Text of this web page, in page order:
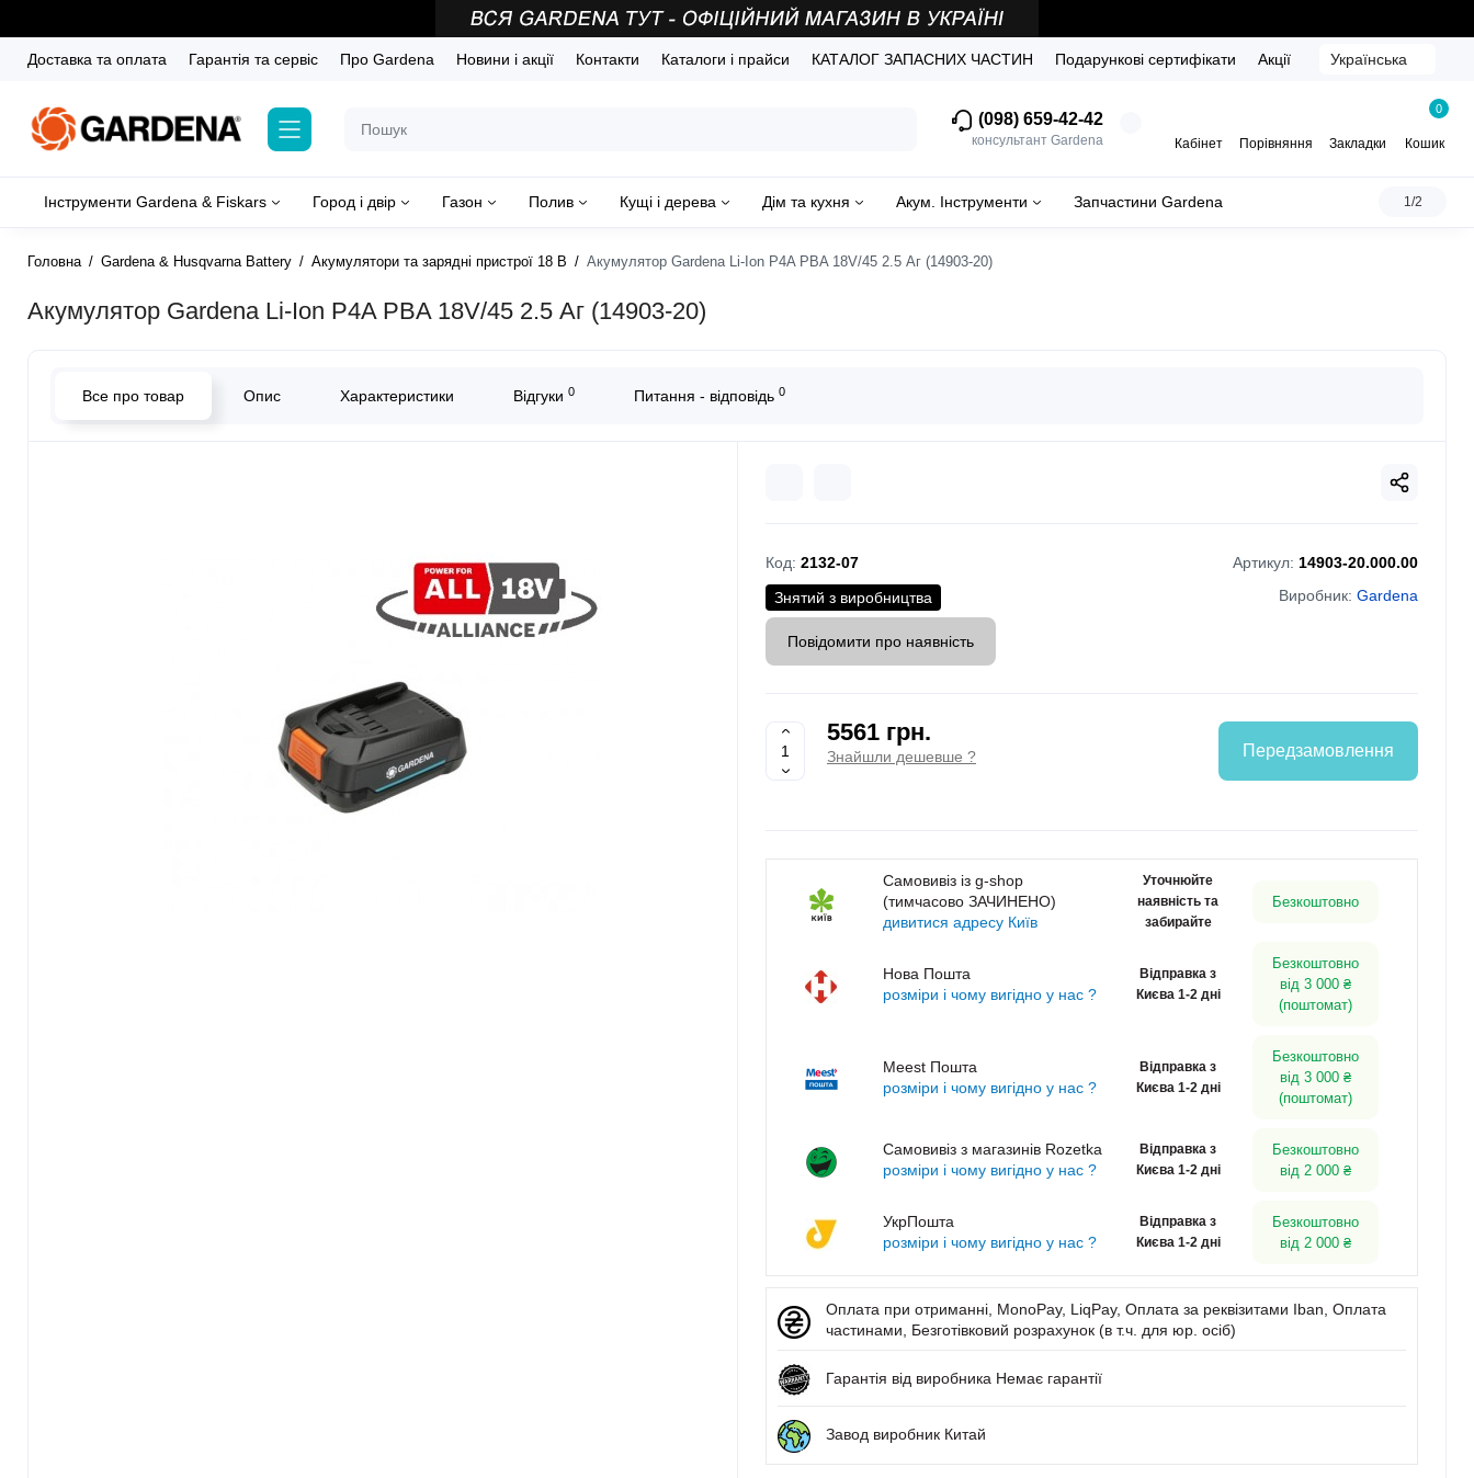
Доставка та оплата Гарантія та сервіс Про Gardena Новини і акції Контакти Каталоги і прайси КАТАЛОГ ЗАПАСНИХ ЧАСТИН Подарункові сертифікати Акції Українська
(098) 659-42-42
консультант Gardena Кабінет Порівняння Закладки
0
Кошик
Інструменти Gardena & Fiskars Город і двір Газон Полив Кущі і дерева Дім та кухня Акум. Інструменти Запчастини Gardena 1/2
Головна Gardena & Husqvarna Battery Акумулятори та зарядні пристрої 18 В Акумулятор Gardena Li-Ion P4A PBA 18V/45 2.5 Аг (14903-20)
Акумулятор Gardena Li-Ion P4A PBA 18V/45 2.5 Аг (14903-20)
Все про товар Опис Характеристики Відгуки 0 Питання - відповідь 0
Код: 2132-07 Артикул: 14903-20.000.00
Виробник: Gardena
Знятий з виробництва
Повідомити про наявність
5561 грн.
Знайшли дешевше ? Передзамовлення
Самовивіз із g-shop
(тимчасово ЗАЧИНЕНО)
дивитися адресу Київ
Уточнюйте
наявність та
забирайте
Безкоштовно
Нова Пошта
розміри і чому вигідно у нас ?
Відправка з
Києва 1-2 дні
Безкоштовно
від 3 000 ₴
(поштомат)
Meest Пошта
розміри і чому вигідно у нас ?
Відправка з
Києва 1-2 дні
Безкоштовно
від 3 000 ₴
(поштомат)
Самовивіз з магазинів Rozetka
розміри і чому вигідно у нас ?
Відправка з
Києва 1-2 дні
Безкоштовно
від 2 000 ₴
УкрПошта
розміри і чому вигідно у нас ?
Відправка з
Києва 1-2 дні
Безкоштовно
від 2 000 ₴
Оплата при отриманні, MonoPay, LiqPay, Оплата за реквізитами Iban, Оплата
частинами, Безготівковий розрахунок (в т.ч. для юр. осіб)
Гарантія від виробника Немає гарантії
Завод виробник Китай